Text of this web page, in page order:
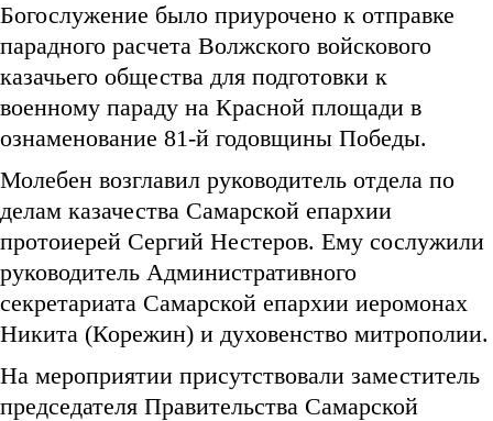
Богослужение было приурочено к отправке
парадного расчета Волжского войскового
казачьего общества для подготовки к
военному параду на Красной площади в
ознаменование 81-й годовщины Победы.
Молебен возглавил руководитель отдела по
делам казачества Самарской епархии
протоиерей Сергий Нестеров. Ему сослужили
руководитель Административного
секретариата Самарской епархии иеромонах
Никита (Корежин) и духовенство митрополии.
На мероприятии присутствовали заместитель
председателя Правительства Самарской